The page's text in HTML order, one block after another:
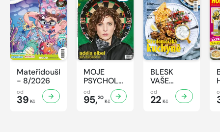
Mateřídouška
- 8/2026
od
39 Kč
MOJE
PSYCHOLOGIE
- 8/2026
od
95,20
Kč
BLESK
VAŠE
RECEPTY -
8/2026
od
22 Kč